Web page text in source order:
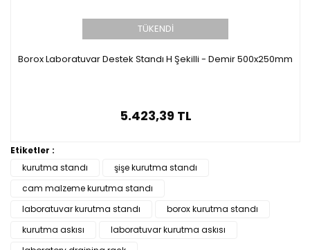
TÜKENDİ
Borox Laboratuvar Destek Standı H Şekilli - Demir 500x250mm
5.423,39 TL
Etiketler :
kurutma standı
şişe kurutma standı
cam malzeme kurutma standı
laboratuvar kurutma standı
borox kurutma standı
kurutma askısı
laboratuvar kurutma askısı